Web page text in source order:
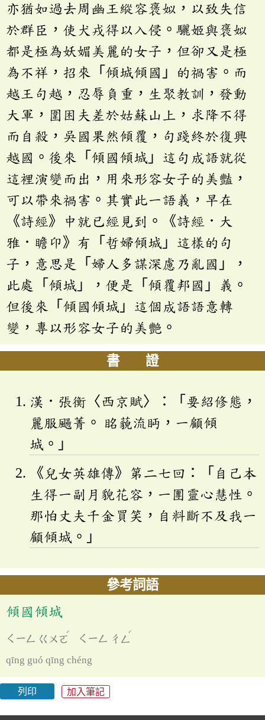
亦猶如過去周幽王縱容褒姒，以致失信
於群臣，使犬戎得以入侵。驪姬與褒姒
都是極為妖媚美麗的女子，但卻又是極
為不祥，招來「傾城傾國」的禍害。而
越王句越，忍辱負重，生聚教訓，發動
大軍，圍困夫差於姑蘇山上，求降不得
而自殺，吳國果然傾覆，句踐終於復興
越國。後來「傾國傾城」這句成語就從
這裡演變而出，用來形容女子的美豔，
可以帶來禍害。其實此一語義，早在
《詩經》中就已經見到。《詩經．大
雅．瞻卬》有「哲婦傾城」這樣的句
子，意思是「婦人多謀深慮乃亂國」，
此處「傾城」，便是「傾覆邦國」義。
但後來「傾國傾城」這個成語語意轉
變，專以形容女子的美艷。
書 證
漢．張衡〈西京賦〉：「要紹修態，
麗服颺菁。 眳藐流眄，一顧傾
城。」
《兒女英雄傳》第二七回：「自己本
生得一副月貌花容，一團靈心慧性。
那怕丈夫千金買笑，自料斷不及我一
顧傾城。」
參考詞語
傾國傾城
ㄑㄧㄥ ㄍㄨㄛ
ˊ
ㄑㄧㄥ ㄔㄥ
ˊ
qīng guó qīng chéng
列印 加入筆記